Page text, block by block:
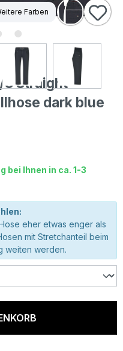
Farben
8 Straight
dark blue
5 Sternen
bei Ihnen in ca. 1-3
eher etwas enger als
mit Stretchanteil beim
weiten werden.